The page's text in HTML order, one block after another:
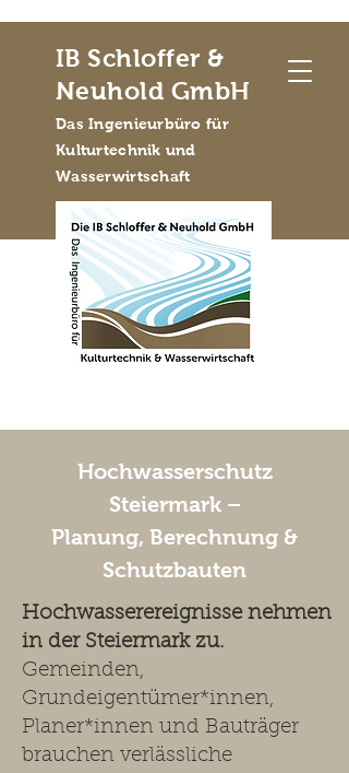
IB Schloffer &
Neuhold GmbH
Das Ingenieurbüro für
Kulturtechnik und
Wasserwirtschaft
Hochwasserschutz
Steiermark –
Planung, Berechnung &
Schutzbauten
Hochwasserereignisse nehmen
in der Steiermark zu.
Gemeinden,
Grundeigentümer*innen,
Planer*innen und Bauträger
brauchen verlässliche